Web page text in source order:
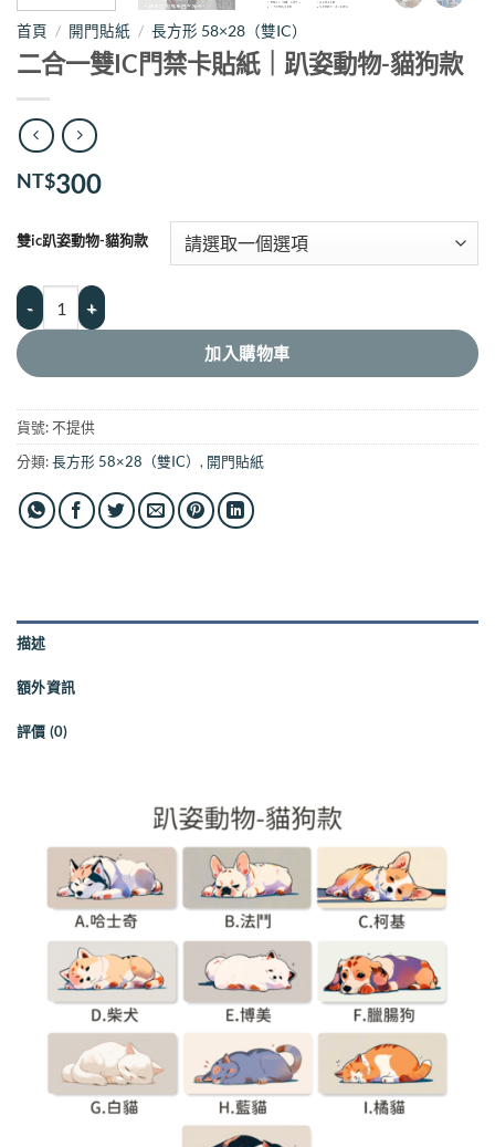
首頁 / 開門貼紙 / 長方形 58×28（雙IC）
二合一雙IC門禁卡貼紙｜趴姿動物-貓狗款
NT$300
雙ic趴姿動物-貓狗款
二合一雙IC門禁卡貼紙｜趴姿動物-貓狗款 數量
加入購物車
貨號:不提供
分類:長方形 58×28（雙IC） , 開門貼紙
描述
額外資訊
評價 (0)